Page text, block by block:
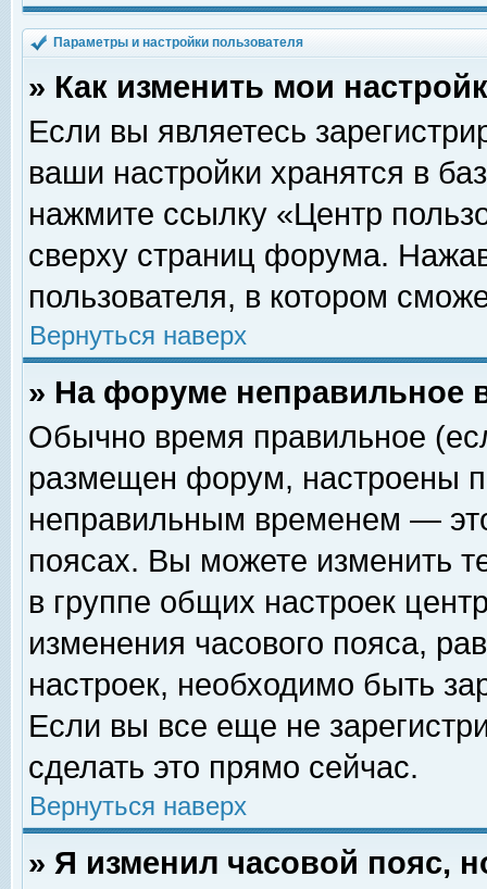
Параметры и настройки пользователя
» Как изменить мои
Если вы являетесь
ваши настройки хранятся в
нажмите ссылку «Центр
сверху страниц форума.
пользователя, в котором
Вернуться наверх
» На форуме неправильное
Обычно время правильное
размещен форум, настроены
неправильным временем —
поясах. Вы можете изменить
в группе общих настроек
изменения часового пояса,
настроек, необходимо быть
Если вы все еще не
сделать это прямо сейчас.
Вернуться наверх
» Я изменил часовой пояс,